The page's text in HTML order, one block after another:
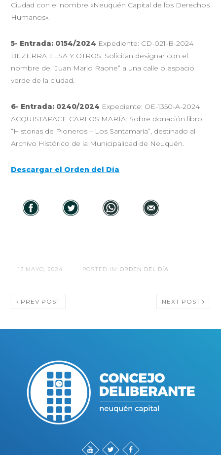
Ciudad con el nombre «Neuquén Capital de los Derechos
Humanos».
5- Entrada: 0154/2024 Expediente: CD-021-B-2024
BEZERRA ELSA Y OTROS: Solicitan designar con el
nombre de “Juan Mario Raone” a una calle o espacio
verde de la ciudad.
6- Entrada: 0240/2024 Expediente: OE-1350-A-2024
ACQUISTAPACE CARLOS MARÍA: Sobre donación libro
“Historias de Pioneros – Los Santamaría”, destinado al
Archivo Histórico de la Municipalidad de Neuquén.
Descargar el Orden del Día
13 MAYO, 2024 POSTED IN:ORDEN DEL DÍA
PREV POST NEXT POST